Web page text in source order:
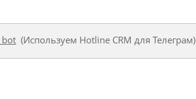
(Используем Hotline CRM для Телеграм)